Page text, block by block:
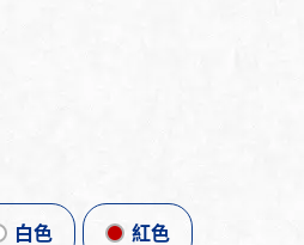
白色 紅色